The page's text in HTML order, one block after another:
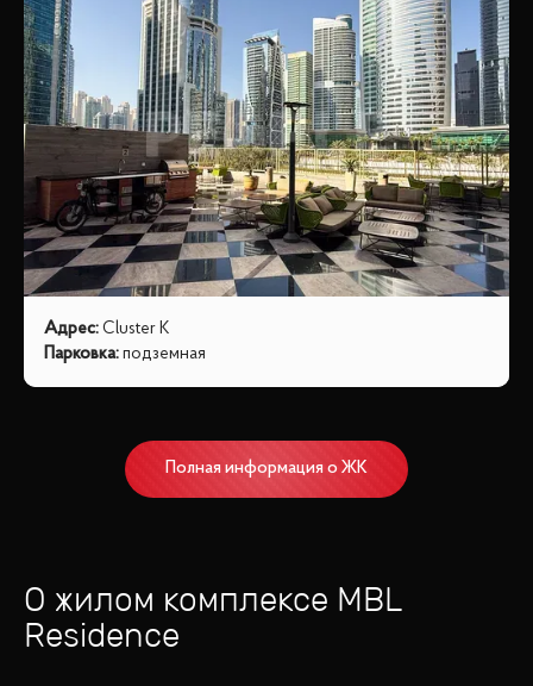
Адрес: Cluster K
Парковка: подземная
Полная информация о ЖК
О жилом комплексе MBL
Residence